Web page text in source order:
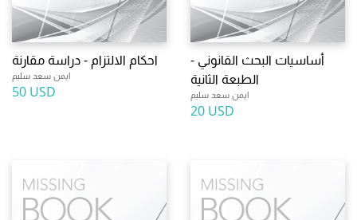
احكام الالتزام - دراسة مقارنة
ايمن سعد سليم
50 USD
أساسيات البحث القانوني -
الطبعة الثانية
ايمن سعد سليم
20 USD